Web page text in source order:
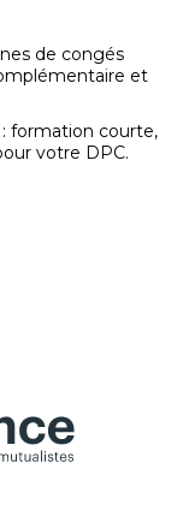
de congés
et
formation courte,
votre DPC.